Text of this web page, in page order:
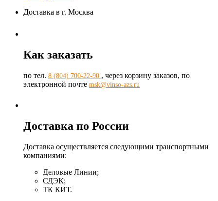
Доставка в г. Москва
Как заказать
по тел. 8 (804) 700-22-90 , через корзину заказов, по
электронной почте msk@vinso-azs.ru
Доставка по России
Доставка осуществляется следующими транспортными
компаниями:
Деловые Линии;
СДЭК;
ТК КИТ.